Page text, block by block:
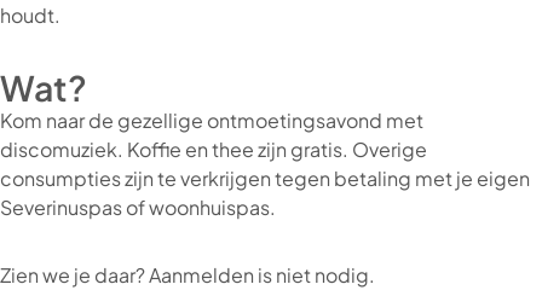
houdt.
Wat?
Kom naar de gezellige ontmoetingsavond met
discomuziek. Koffie en thee zijn gratis. Overige
consumpties zijn te verkrijgen tegen betaling met je eigen
Severinuspas of woonhuispas.
Zien we je daar? Aanmelden is niet nodig.